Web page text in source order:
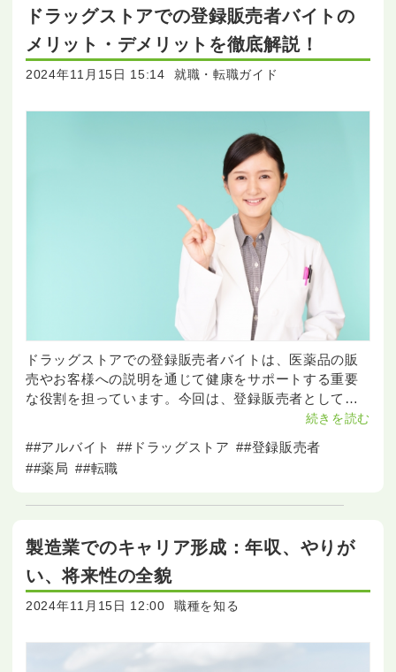
ドラッグストアでの登録販売者バイトの
メリット・デメリットを徹底解説！
2024年11月15日 15:14 就職・転職ガイド
ドラッグストアでの登録販売者バイトは、医薬品の販
売やお客様への説明を通じて健康をサポートする重要
な役割を担っています。今回は、登録販売者としてド
ラッグストアで働くことに興味を持っている方々に向
けて、具体的な仕事内容や職場での一日の流れ、そし
て求人の探し
##アルバイト ##ドラッグストア ##登録販売者
##薬局 ##転職
続きを読む
製造業でのキャリア形成：年収、やりが
い、将来性の全貌
2024年11月15日 12:00 職種を知る